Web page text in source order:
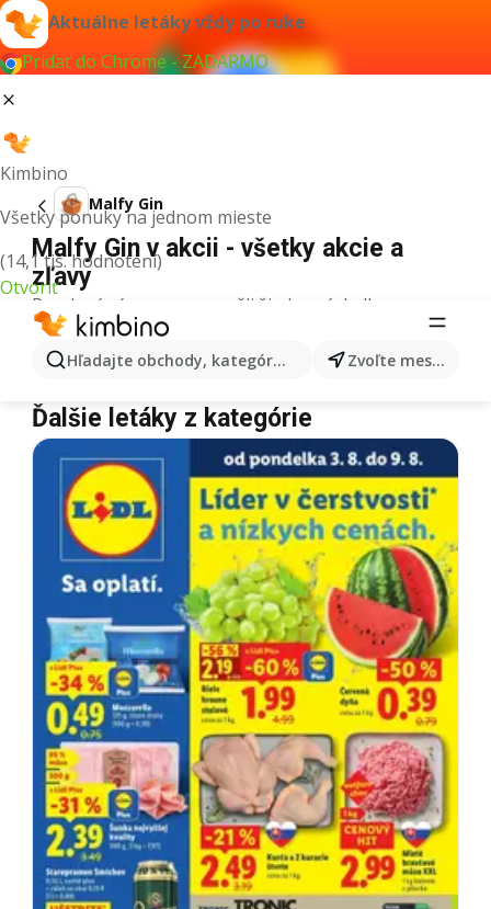
Aktuálne letáky vždy po ruke
Pridať do Chrome - ZADARMO
Kimbino
Všetky ponuky na jednom mieste
(14,1 tis. hodnotení)
Otvoriť
Hľadajte obchody, kategórie, produkty... Zvoľte mesto
Malfy Gin
Malfy Gin v akcii - všetky akcie a
zľavy
Pre daný výraz sme nenašli žiadne výsledky.
Malfy Gin v akcii - Kde kúpiť?
Tesco Malfy Gin Lidl Malfy Gin Kaufland
Ďalšie letáky z kategórie